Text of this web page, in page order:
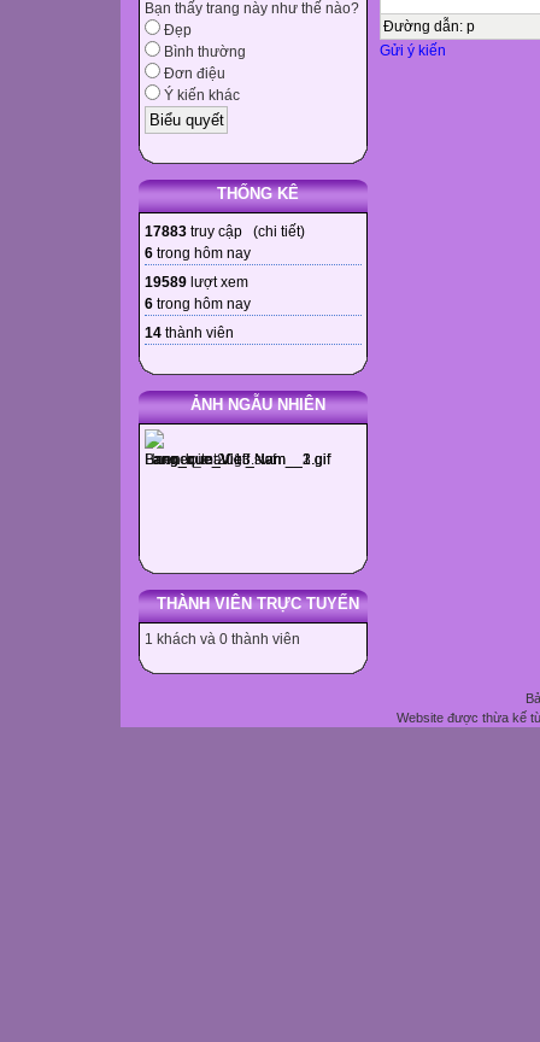
Bạn thấy trang này như thế nào?
Đẹp
Bình thường
Đơn điệu
Ý kiến khác
THỐNG KÊ
17883 truy cập (chi tiết)
6 trong hôm nay
19589 lượt xem
6 trong hôm nay
14 thành viên
ẢNH NGẪU NHIÊN
THÀNH VIÊN TRỰC TUYẾN
1 khách và 0 thành viên
Đường dẫn: p
Gửi ý kiến
Website được thừa kế